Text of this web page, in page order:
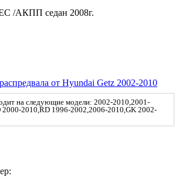
/АКПП седан 2008г.
от Hyundai Getz 2002-2010
на следующие модели: 2002-2010,2001-
2010,RD 1996-2002,2006-2010,GK 2002-